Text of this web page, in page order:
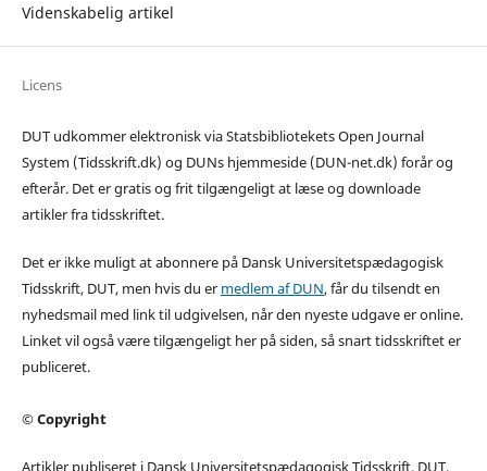
Videnskabelig artikel
Licens
DUT udkommer elektronisk via Statsbibliotekets Open Journal
System (Tidsskrift.dk) og DUNs hjemmeside (DUN-net.dk) forår og
efterår. Det er gratis og frit tilgængeligt at læse og downloade
artikler fra tidsskriftet.
Det er ikke muligt at abonnere på Dansk Universitetspædagogisk
Tidsskrift, DUT, men hvis du er medlem af DUN, får du tilsendt en
nyhedsmail med link til udgivelsen, når den nyeste udgave er online.
Linket vil også være tilgængeligt her på siden, så snart tidsskriftet er
publiceret.
© Copyright
Artikler publiseret i Dansk Universitetspædagogisk Tidsskrift, DUT,